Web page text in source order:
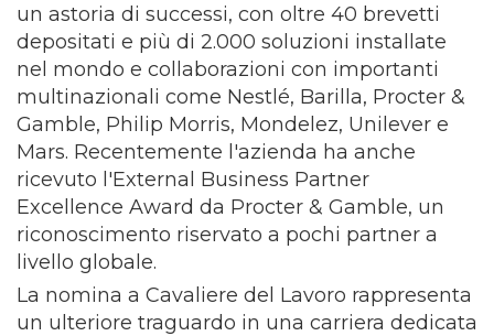
un astoria di successi, con oltre 40 brevetti
depositati e più di 2.000 soluzioni installate
nel mondo e collaborazioni con importanti
multinazionali come Nestlé, Barilla, Procter &
Gamble, Philip Morris, Mondelez, Unilever e
Mars. Recentemente l'azienda ha anche
ricevuto l'External Business Partner
Excellence Award da Procter & Gamble, un
riconoscimento riservato a pochi partner a
livello globale.
La nomina a Cavaliere del Lavoro rappresenta
un ulteriore traguardo in una carriera dedicata